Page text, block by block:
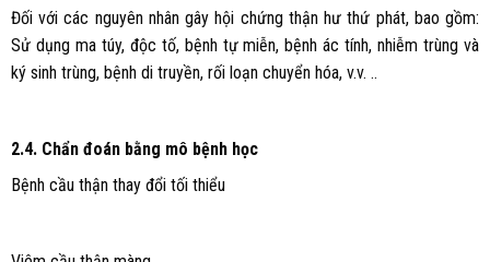
Đối với các nguyên nhân gây hội chứng thận hư thứ phát, bao gồm:
Sử dụng ma túy, độc tố, bệnh tự miễn, bệnh ác tính, nhiễm trùng và
ký sinh trùng, bệnh di truyền, rối loạn chuyển hóa, v.v. ..
2.4. Chẩn đoán bằng mô bệnh học
Bệnh cầu thận thay đổi tối thiểu